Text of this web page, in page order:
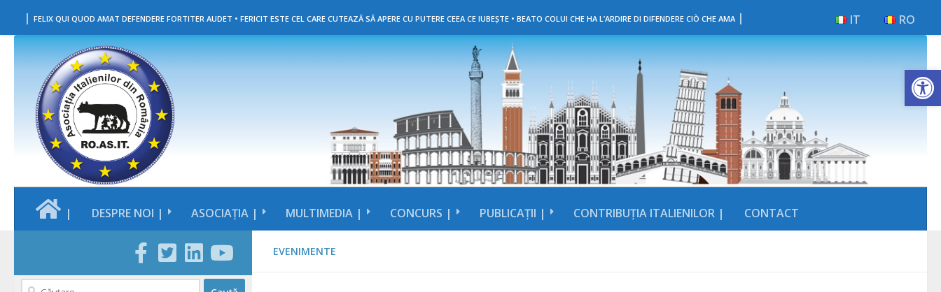
Skip to content
| FELIX QUI QUOD AMAT DEFENDERE FORTITER AUDET • FERICIT ESTE CEL CARE CUTEAZĂ SĂ APERE CU PUTERE CEEA CE IUBEȘTE • BEATO COLUI CHE HA L’ARDIRE DI DIFENDERE CIÒ CHE AMA | RO
IT
| DESPRE NOI | ASOCIAȚIA | MULTIMEDIA | CONCURS | PUBLICAȚII | CONTRIBUȚIA ITALIENILOR | CONTACT
EVENIMENTE
Caută